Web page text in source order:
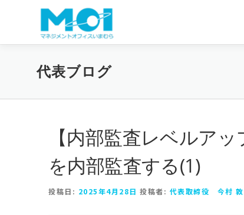
コンテンツへスキップ
代表ブログ
【内部監査レベルア
を内部監査する(1)
投稿日: 2025年4月28日 投稿者: 代表取締役 今村